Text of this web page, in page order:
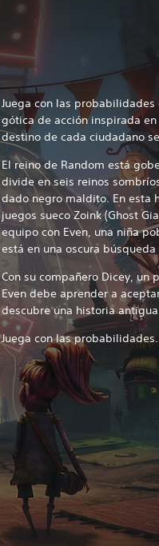
Juega con las probabilidades
gótica de acción inspirada
destino de cada ciudadano
El reino de Random está
divide en seis reinos
dado negro maldito. En esta
juegos sueco Zoink (Ghost
equipo con Even, una niña
está en una oscura
Con su compañero Dicey, un
Even debe aprender a
descubre una historia
Juega con las